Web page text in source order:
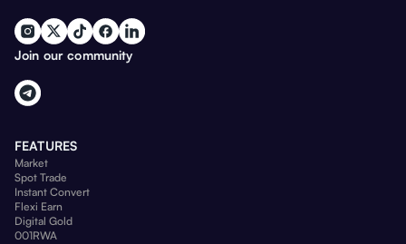
Join our community
FEATURES
Market
Spot Trade
Instant Convert
Flexi Earn
Digital Gold
001RWA